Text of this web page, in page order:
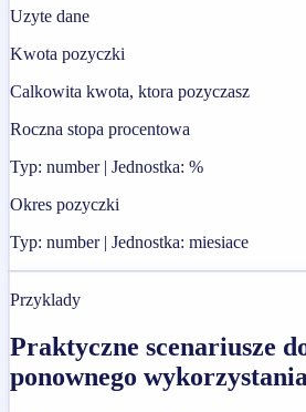
Uzyte dane
Kwota pozyczki
Calkowita kwota, ktora pozyczasz
Roczna stopa procentowa
Typ: number | Jednostka: %
Okres pozyczki
Typ: number | Jednostka: miesiace
Przyklady
Praktyczne scenariusze
ponownego wykorzystania